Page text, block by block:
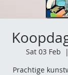
Sat 03 Feb
  |
Prachtige